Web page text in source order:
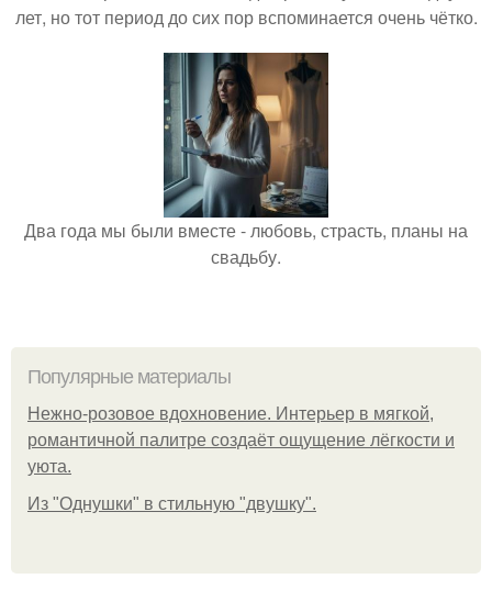
лет, но тот период до сих пор вспоминается очень чётко.
Два года мы были вместе - любовь, страсть, планы на
свадьбу.
Популярные материалы
Нежно-розовое вдохновение. Интерьер в мягкой,
романтичной палитре создаёт ощущение лёгкости и
уюта.
Из "Однушки" в стильную "двушку".